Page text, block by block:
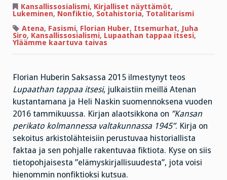
oli
hyvyydessään
lähettänyt
meille
miehen
nimeltä
Adolf
Kansallissosialismi, Kirjalliset näyttämöt,
Lukeminen, Nonfiktio, Sotahistoria, Totalitarismi
Atena, Fasismi, Florian Huber, Itsemurhat, Juha
Siro, Kansallissosialismi, Lupaathan tappaa itsesi,
Yläämme kaartuva taivas
Florian Huberin Saksassa 2015 ilmestynyt teos
Lupaathan tappaa itsesi, julkaistiin meillä Atenan
kustantamana ja Heli Naskin suomennoksena vuoden
2016 tammikuussa. Kirjan alaotsikkona on ”Kansan
perikato kolmannessa valtakunnassa 1945”. Kirja on
sekoitus arkistolähteisiin perustuvaa historiallista
faktaa ja sen pohjalle rakentuvaa fiktiota. Kyse on siis
tietopohjaisesta ”elämyskirjallisuudesta”, jota voisi
hienommin nonfiktioksi kutsua.